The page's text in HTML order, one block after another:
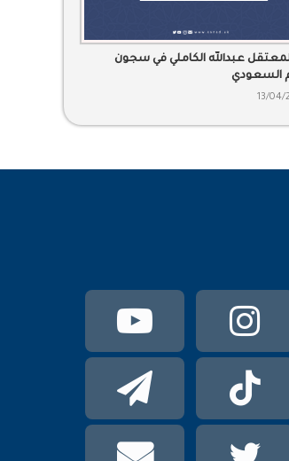
عبدالله الكاملي في سجون
السعودي
13/04/
يوتيوبانستقرام
تيلقرام TikTok